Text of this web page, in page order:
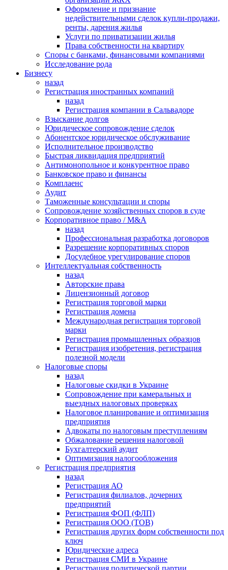
Оформление и признание
недействительными сделок купли-продажи,
ренты, дарения жилья
Услуги по приватизации жилья
Права собственности на квартиру
Cпоры с банками, финансовыми компаниями
Исследование рода
Бизнесу
назад
Регистрация иностранных компаний
назад
Регистрация компании в Сальвадоре
Взыскание долгов
Юридическое сопровождение сделок
Абонентское юридическое обслуживание
Исполнительное производство
Быстрая ликвидация предприятий
Антимонопольное и конкурентное право
Банковское право и финансы
Комплаенс
Аудит
Таможенные консультации и споры
Сопровождение хозяйственных споров в суде
Корпоративное право / M&A
назад
Профессиональная разработка договоров
Разрешение корпоративных споров
Досудебное урегулирование споров
Интеллектуальная собственность
назад
Авторские права
Лицензионный договор
Регистрация торговой марки
Регистрация домена
Международная регистрация торговой
марки
Регистрация промышленных образцов
Регистрация изобретения, регистрация
полезной модели
Налоговые споры
назад
Налоговые скидки в Украине
Сопровождение при камеральных и
выездных налоговых проверках
Налоговое планирование и оптимизация
предприятия
Адвокаты по налоговым преступлениям
Обжалование решения налоговой
Бухгалтерский аудит
Оптимизация налогообложения
Регистрация предприятия
назад
Регистрация АО
Регистрация филиалов, дочерних
предприятий
Регистрация ФОП (ФЛП)
Регистрация ООО (ТОВ)
Регистрация других форм собственности под
ключ
Юридические адреса
Регистрация СМИ в Украине
Регистрация политической партии